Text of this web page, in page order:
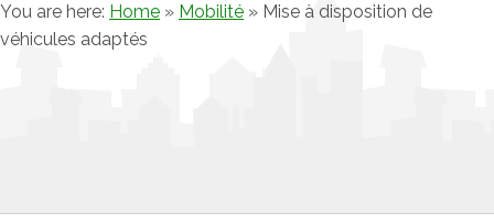
You are here: Home » Mobilité » Mise à disposition de
véhicules adaptés